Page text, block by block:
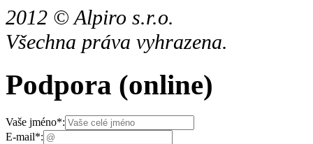
2012 © Alpiro s.r.o.
Všechna práva vyhrazena.
Podpora (online)
Vaše jméno*:
E-mail*: